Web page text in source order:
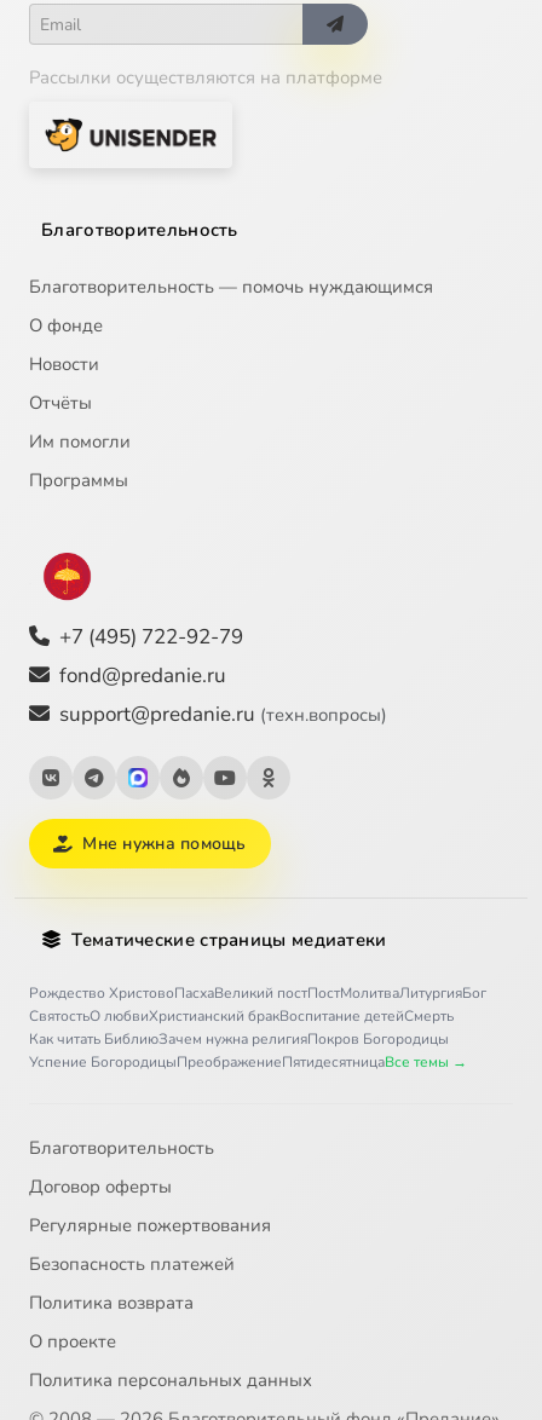
Рассылки осуществляются на платформе
Благотворительность
Благотворительность — помочь нуждающимся
О фонде
Новости
Отчёты
Им помогли
Программы
+7 (495) 722-92-79
fond@predanie.ru
support@predanie.ru (техн.вопросы)
Мне нужна помощь
Тематические страницы медиатеки
Рождество ХристовоПасхаВеликий постПостМолитваЛитургияБог
СвятостьО любвиХристианский бракВоспитание детейСмерть
Как читать БиблиюЗачем нужна религияПокров Богородицы
Успение БогородицыПреображениеПятидесятницаВсе темы →
Благотворительность
Договор оферты
Регулярные пожертвования
Безопасность платежей
Политика возврата
О проекте
Политика персональных данных